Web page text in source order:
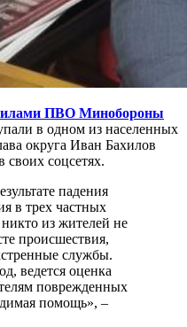
ПВО Минобороны
в одном из населенных
округа Иван Бахилов
своих соцсетях.
падения
в трех частных
из жителей не
происшествия,
службы.
ведется оценка
поврежденных
помощь», –